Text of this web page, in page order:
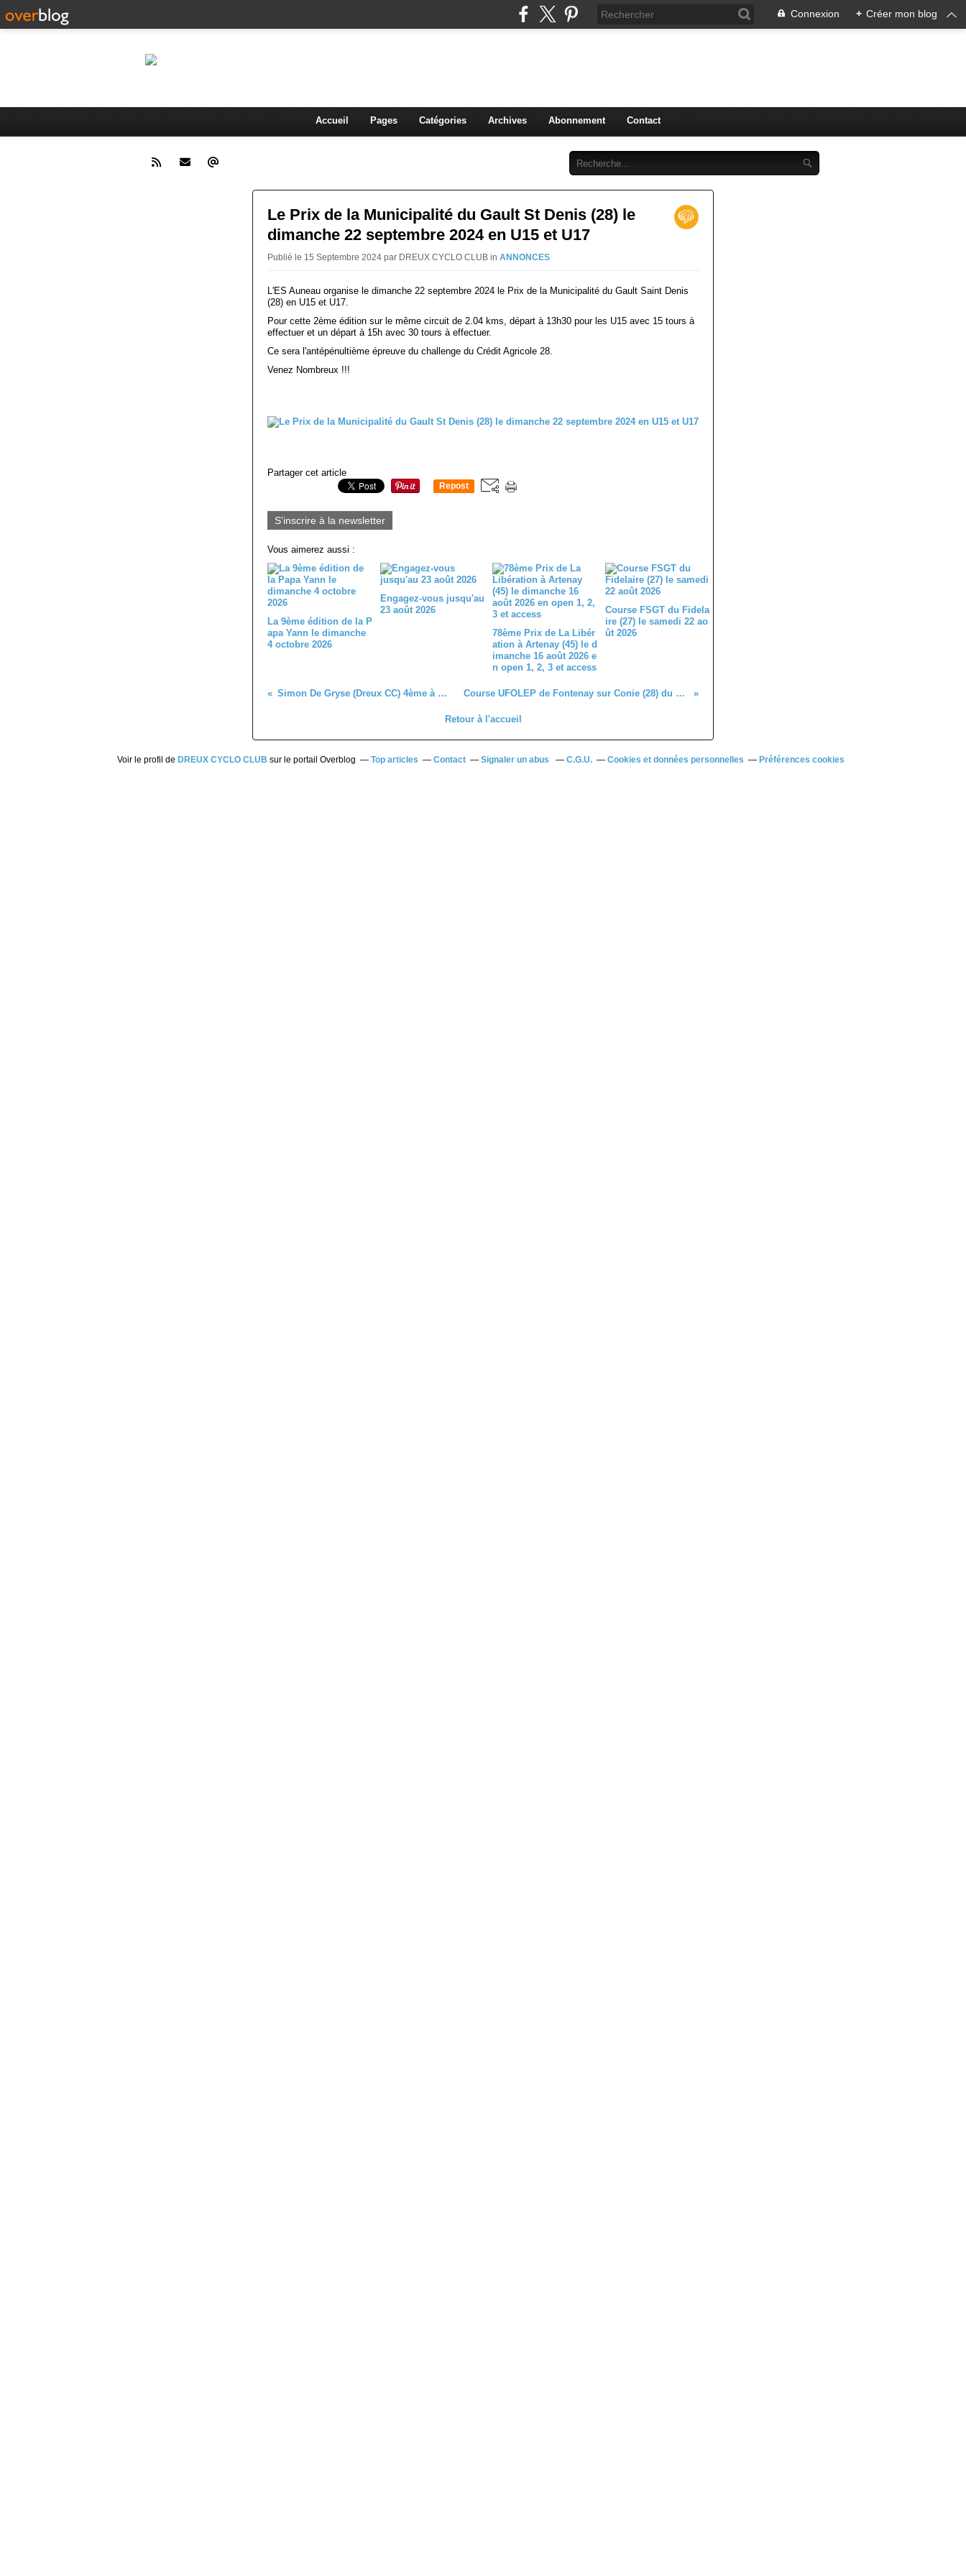
Connexion + Créer mon blog
Accueil Pages Catégories Archives Abonnement Contact
Le Prix de la Municipalité du Gault St Denis (28) le
dimanche 22 septembre 2024 en U15 et U17
Publié le 15 Septembre 2024 par DREUX CYCLO CLUB in ANNONCES
L'ES Auneau organise le dimanche 22 septembre 2024 le Prix de la Municipalité du Gault Saint Denis
(28) en U15 et U17.
Pour cette 2ème édition sur le même circuit de 2.04 kms, départ à 13h30 pour les U15 avec 15 tours à
effectuer et un départ à 15h avec 30 tours à effectuer.
Ce sera l'antépénultième épreuve du challenge du Crédit Agricole 28.
Venez Nombreux !!!
Partager cet article
Repost
S'inscrire à la newsletter
Vous aimerez aussi :
La 9ème édition de la P
apa Yann le dimanche
4 octobre 2026
Engagez-vous jusqu'au
23 août 2026
78ème Prix de La Libér
ation à Artenay (45) le d
imanche 16 août 2026 e
n open 1, 2, 3 et access
Course FSGT du Fidela
ire (27) le samedi 22 ao
ût 2026
Simon De Gryse (Dreux CC) 4ème à Monthou sur Cher (41) Course UFOLEP de Fontenay sur Conie (28) du samedi 21 septembre 2024
Retour à l'accueil
Voir le profil de DREUX CYCLO CLUB sur le portail Overblog Top articles Contact Signaler un abus C.G.U. Cookies et données personnelles Préférences cookies